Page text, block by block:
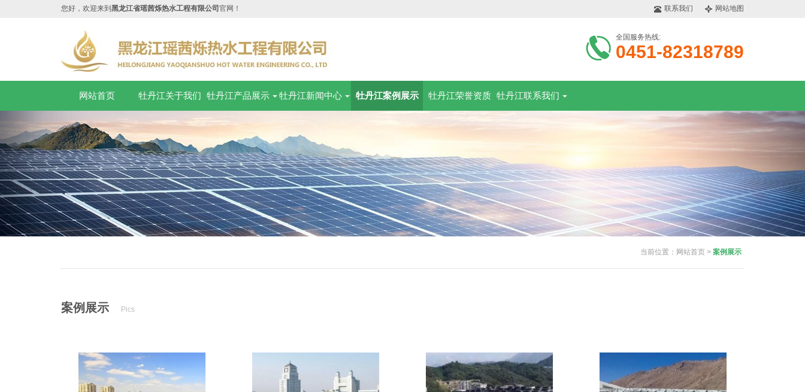
您好，欢迎来到 黑龙江省瑶茜烁热水工程有限公司 官网！ 联系我们 网站地图
全国服务热线:
0451-82318789
网站首页 牡丹江关于我们 牡丹江产品展示 牡丹江新闻中心 牡丹江案例展示 牡丹江荣誉资质 牡丹江联系我们
当前位置： 网站首页 > 案例展示
案例展示 Pics